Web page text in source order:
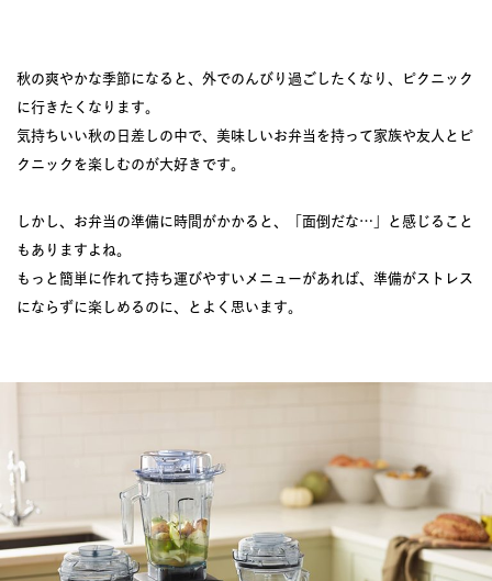
秋の爽やかな季節になると、外でのんびり過ごしたくなり、ピクニック
に行きたくなります。
気持ちいい秋の日差しの中で、美味しいお弁当を持って家族や友人とピ
クニックを楽しむのが大好きです。
しかし、お弁当の準備に時間がかかると、「面倒だな…」と感じること
もありますよね。
もっと簡単に作れて持ち運びやすいメニューがあれば、準備がストレス
にならずに楽しめるのに、とよく思います。